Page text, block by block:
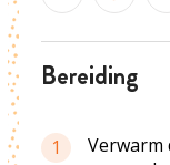
bereiding
1
Verwarm